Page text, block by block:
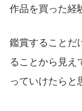
作品を買った経
鑑賞することだ
ることから見え
っていけたらと